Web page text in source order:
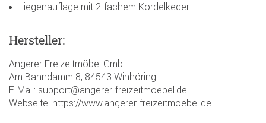
Liegenauflage mit 2-fachem Kordelkeder
Hersteller:
Angerer Freizeitmöbel GmbH
Am Bahndamm 8, 84543 Winhöring
E-Mail: support@angerer-freizeitmoebel.de
Webseite: https://www.angerer-freizeitmoebel.de